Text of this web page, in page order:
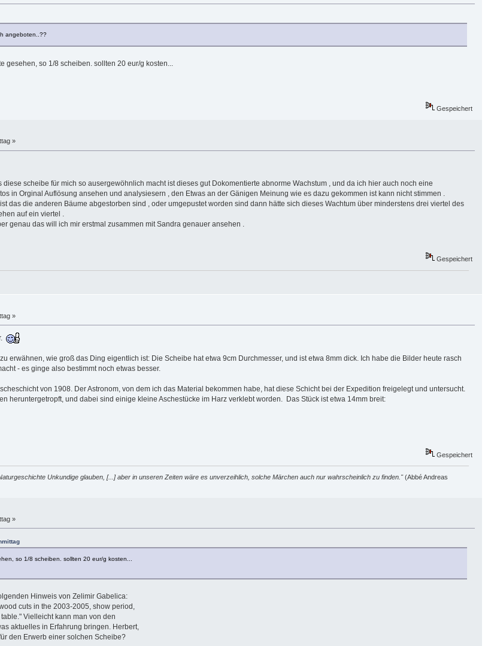
angeboten..??
gesehen, so 1/8 scheiben. sollten 20 eur/g kosten...
Gespeichert
»
diese scheibe für mich so ausergewöhnlich macht ist dieses gut Dokomentierte abnorme Wachstum , und da ich hier auch noch eine
in Orginal Auflösung ansehen und analysiesern , den Etwas an der Gänigen Meinung wie es dazu gekommen ist kann nicht stimmen .
das die anderen Bäume abgestorben sind , oder umgepustet worden sind dann hätte sich dieses Wachtum über minderstens drei viertel des
auf ein viertel .
genau das will ich mir erstmal zusammen mit Sandra genauer ansehen .
Gespeichert
»
erwähnen, wie groß das Ding eigentlich ist: Die Scheibe hat etwa 9cm Durchmesser, und ist etwa 8mm dick. Ich habe die Bilder heute rasch
- es ginge also bestimmt noch etwas besser.
von 1908. Der Astronom, von dem ich das Material bekommen habe, hat diese Schicht bei der Expedition freigelegt und untersucht.
heruntergetropft, und dabei sind einige kleine Aschestücke im Harz verklebt worden. Das Stück ist etwa 14mm breit:
Gespeichert
Unkundige glauben, [...] aber in unseren Zeiten wäre es unverzeihlich, solche Märchen auch nur wahrscheinlich zu finden."(Abbé Andreas
»
so 1/8 scheiben. sollten 20 eur/g kosten...
Hinweis von Zelimir Gabelica:
cuts in the 2003-2005, show period,
Vielleicht kann man von den
aktuelles in Erfahrung bringen. Herbert,
den Erwerb einer solchen Scheibe?